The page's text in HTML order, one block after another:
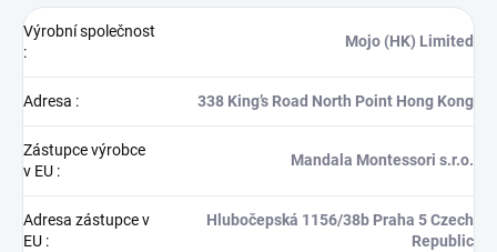
Výrobní společnost
:
Mojo (HK) Limited
Adresa : 338 King’s Road North Point Hong Kong
Zástupce výrobce
v EU :
Mandala Montessori s.r.o.
Adresa zástupce v
EU :
Hlubočepská 1156/38b Praha 5 Czech
Republic